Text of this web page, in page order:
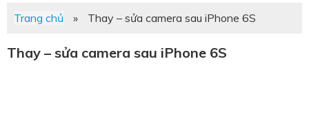
Trang chủ » Thay – sửa camera sau iPhone 6S
Thay – sửa camera sau iPhone 6S